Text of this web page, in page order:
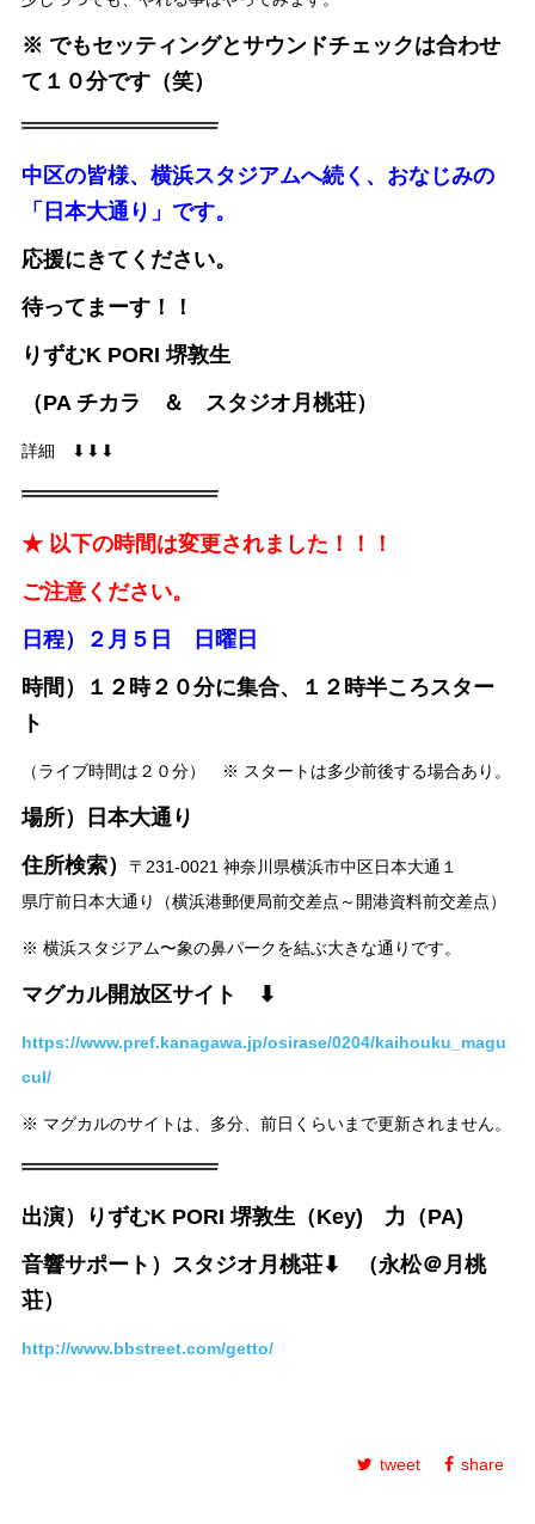
※ でもセッティングとサウンドチェックは合わせ
て１０分です（笑）
中区の皆様、横浜スタジアムへ続く、 おなじみの
「日本大通り」です。
応援にきてください。
待ってまーす！！
りずむK PORI 堺敦生
（PA チカラ ＆ スタジオ月桃荘）
詳細 ⬇︎⬇︎⬇︎
★ 以下の時間は変更されました！！！
ご注意ください。
日程）２月５日 日曜日
時間）１２時２０分に集合、１２時半ころスター
ト
（ライブ時間は２０分） ※ スタートは多少前後する場合あり。
場所）日本大通り
住所検索）
〒231-0021 神奈川県横浜市中区日本大通１
県庁前日本大通り（横浜港郵便局前交差点～開港資料前交差点）
※ 横浜スタジアム〜象の鼻パークを結ぶ大きな通りです。
マグカル開放区サイト ⬇︎
https://www.pref.kanagawa.jp/osirase/0204/kaihouku_magu
cul/
※ マグカルのサイトは、多分、前日くらいまで更新されません。
出演）りずむK PORI 堺敦生（Key) 力（PA)
音響サポート）スタジオ月桃荘⬇︎
（永松＠月桃
荘）
http://www.bbstreet.com/getto/
tweet share